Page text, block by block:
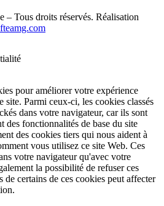
Tous droits réservés. Réalisation
pour améliorer votre expérience
site. Parmi ceux-ci, les cookies classés
dans votre navigateur, car ils sont
des fonctionnalités de base du site
des cookies tiers qui nous aident à
vous utilisez ce site Web. Ces
votre navigateur qu'avec votre
la possibilité de refuser ces
de certains de ces cookies peut affecter